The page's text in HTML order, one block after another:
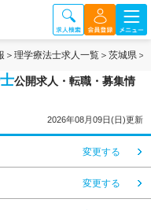
理学療法士求人一覧 茨城県
公開求人・転職・募集情
2026年08月09日(日)更新
変更する
変更する